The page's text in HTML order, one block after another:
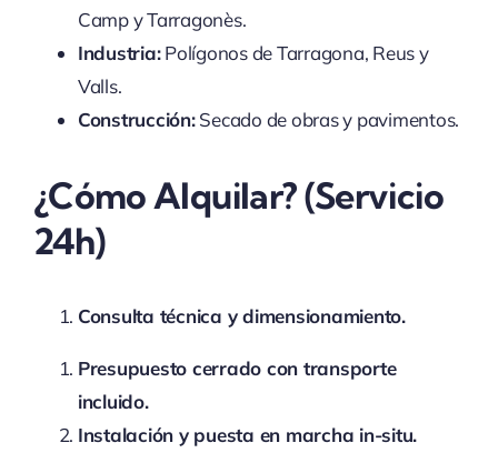
Camp y Tarragonès.
Industria:Polígonos de Tarragona, Reus y
Valls.
Construcción:Secado de obras y pavimentos.
¿Cómo Alquilar? (Servicio
24h)
Consulta técnica y dimensionamiento.
Presupuesto cerrado con transporte
incluido.
Instalación y puesta en marcha in-situ.